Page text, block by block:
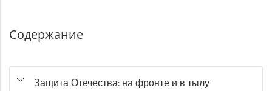
Содержание
Защита Отечества: на фронте и в тылу